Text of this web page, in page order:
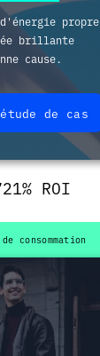
ROI
de cas
propre
brillante
cause.
consommation